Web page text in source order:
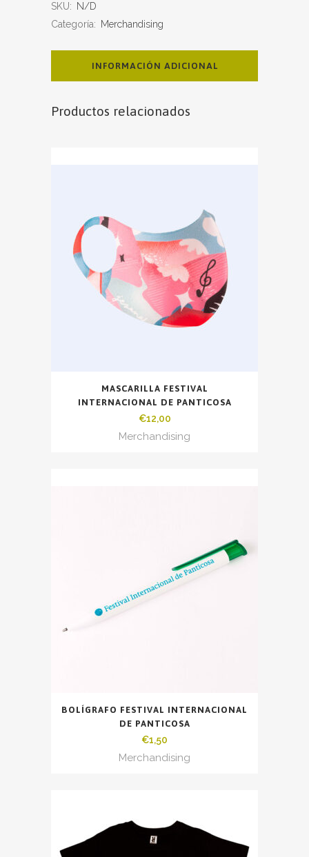
SKU:
N/D
Categoría:
Merchandising
INFORMACIÓN ADICIONAL
Productos relacionados
MASCARILLA FESTIVAL
INTERNACIONAL DE PANTICOSA
€12,00
Merchandising
BOLÍGRAFO FESTIVAL INTERNACIONAL
DE PANTICOSA
€1,50
Merchandising